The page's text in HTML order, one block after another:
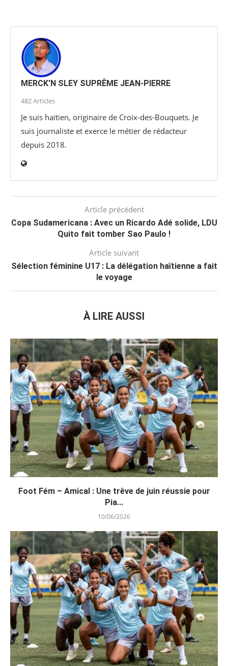
MERCK'N SLEY SUPRÊME JEAN-PIERRE
482 Articles
Je suis haïtien, originaire de Croix-des-Bouquets. Je
suis journaliste et exerce le métier de rédacteur
depuis 2018.
Article précédent
Copa Sudamericana : Avec un Ricardo Adé solide, LDU
Quito fait tomber Sao Paulo !
Article suivant
Sélection féminine U17 : La délégation haïtienne a fait
le voyage
À LIRE AUSSI
Foot Fém – Amical : Une trêve de juin réussie pour
Pia...
10/06/2026